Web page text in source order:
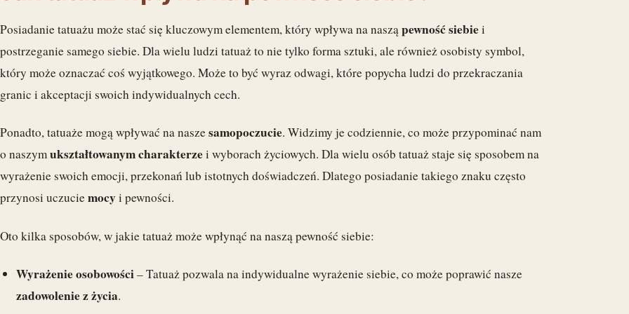
Posiadanie tatuażu może stać się kluczowym elementem, który wpływa na nasząpewność siebiei
postrzeganie samego siebie. Dla wielu ludzi tatuaż to nie tylko forma sztuki, ale również osobisty symbol,
który może oznaczać coś wyjątkowego. Może to być wyraz odwagi, które popycha ludzi do przekraczania
granic i akceptacji swoich indywidualnych cech.
Ponadto, tatuaże mogą wpływać na naszesamopoczucie. Widzimy je codziennie, co może przypominać nam
o naszymukształtowanym charakterzei wyborach życiowych. Dla wielu osób tatuaż staje się sposobem na
wyrażenie swoich emocji, przekonań lub istotnych doświadczeń. Dlatego posiadanie takiego znaku często
przynosi uczuciemocyi pewności.
Oto kilka sposobów, w jakie tatuaż może wpłynąć na naszą pewność siebie:
Wyrażenie osobowości– Tatuaż pozwala na indywidualne wyrażenie siebie, co może poprawić nasze
zadowolenie z życia.